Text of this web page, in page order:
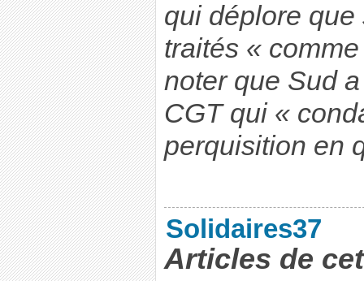
qui déplore
traités «
noter que Sud
CGT qui «
perquisition en
Solidaires37
Articles de